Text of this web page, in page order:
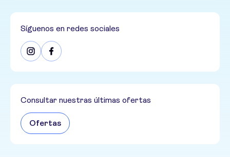
Síguenos en redes sociales
Consultar nuestras últimas ofertas
Ofertas